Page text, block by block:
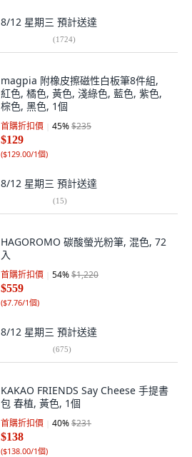
8/12 星期三 預計送達
(1724)
magpia 附橡皮擦磁性白板筆8件組,
紅色, 橘色, 黃色, 淺綠色, 藍色, 紫色,
棕色, 黑色, 1個
首購折扣價 45%$235
$129
($129.00/1個)
8/12 星期三 預計送達
(15)
HAGOROMO 碳酸螢光粉筆, 混色, 72
入
首購折扣價 54%$1,220
$559
($7.76/1個)
8/12 星期三 預計送達
(675)
KAKAO FRIENDS Say Cheese 手提書
包 春植, 黃色, 1個
首購折扣價 40%$231
$138
($138.00/1個)